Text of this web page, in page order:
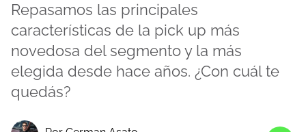
Repasamos las principales
características de la pick up más
novedosa del segmento y la más
elegida desde hace años. ¿Con cuál te
quedás?